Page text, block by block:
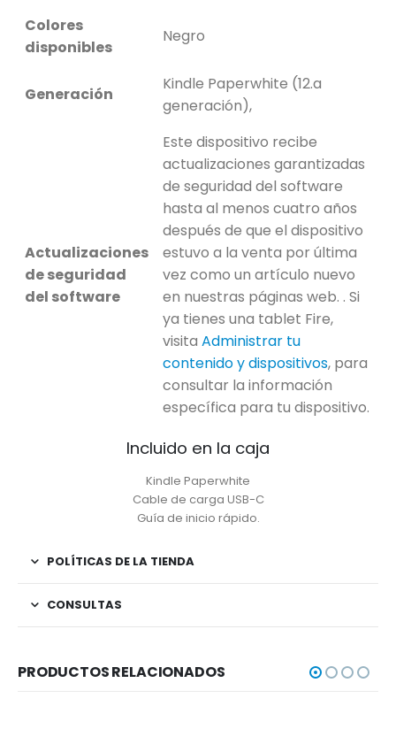
Colores
disponibles
Negro
Generación
Kindle Paperwhite (12.a
generación),
Actualizaciones
de seguridad
del software
Este dispositivo recibe
actualizaciones garantizadas
de seguridad del software
hasta al menos cuatro años
después de que el dispositivo
estuvo a la venta por última
vez como un artículo nuevo
en nuestras páginas web. . Si
ya tienes una tablet Fire,
visita Administrar tu
contenido y dispositivos, para
consultar la información
específica para tu dispositivo.
Incluido en la caja
Kindle Paperwhite
Cable de carga USB-C
Guía de inicio rápido.
POLÍTICAS DE LA TIENDA
CONSULTAS
PRODUCTOS RELACIONADOS